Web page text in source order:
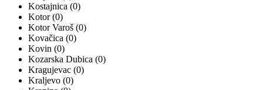
Kostajnica (0)
Kotor (0)
Kotor Varoš (0)
Kovačica (0)
Kovin (0)
Kozarska Dubica (0)
Kragujevac (0)
Kraljevo (0)